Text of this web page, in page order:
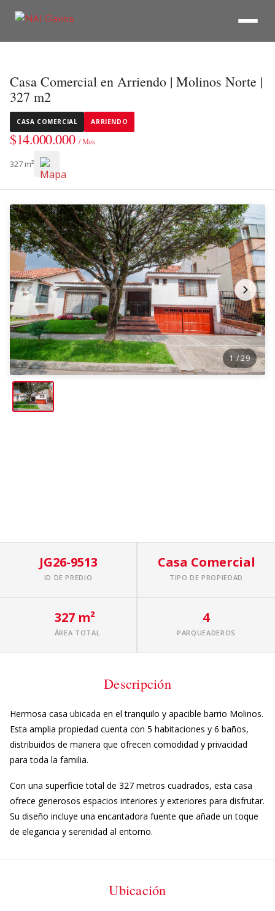
Casa Comercial en Arriendo | Molinos Norte |
327 m2
CASA COMERCIAL ARRIENDO
$14.000.000 / Mes
327 m²
1/ 29
JG26-9513
ID DE PREDIO
Casa Comercial
TIPO DE PROPIEDAD
327 m²
ÁREA TOTAL
4
PARQUEADEROS
Descripción
Hermosa casa ubicada en el tranquilo y apacible barrio Molinos.
Esta amplia propiedad cuenta con 5 habitaciones y 6 baños,
distribuidos de manera que ofrecen comodidad y privacidad
para toda la familia.
Con una superficie total de 327 metros cuadrados, esta casa
ofrece generosos espacios interiores y exteriores para disfrutar.
Su diseño incluye una encantadora fuente que añade un toque
de elegancia y serenidad al entorno.
Ubicación